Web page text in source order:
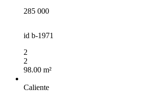
285 000
id b-1971
2
2
98.00 m²
Caliente